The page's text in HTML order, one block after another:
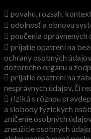
 povahu, rozsah,
 odolnosť a obnovu
 poučenia
 prijatie opatrení na
ochrany osobných
dozorného orgánu a
 prijatie opatrení na
nesprávnych údajov, či
 riziká s rôznou
a slobody fyzických
zničenie osobných
zneužitie osobných